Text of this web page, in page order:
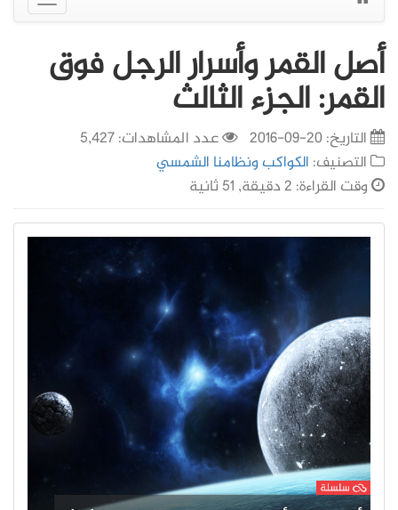
القائمة
أصل القمر وأسرار الرجل فوق
القمر: الجزء الثالث
التاريخ:20-09-2016
عدد المشاهدات: 5,427
التصنيف: الكواكب ونظامنا الشمسي
وقت القراءة: 2 دقيقة, 51 ثانية